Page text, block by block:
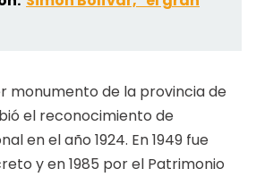
monumento de la provincia de
el reconocimiento de
en el año 1924. En 1949 fue
y en 1985 por el Patrimonio